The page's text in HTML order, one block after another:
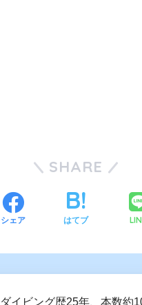
SHARE
シェア はてブ
ダイビング歴25年、本数約